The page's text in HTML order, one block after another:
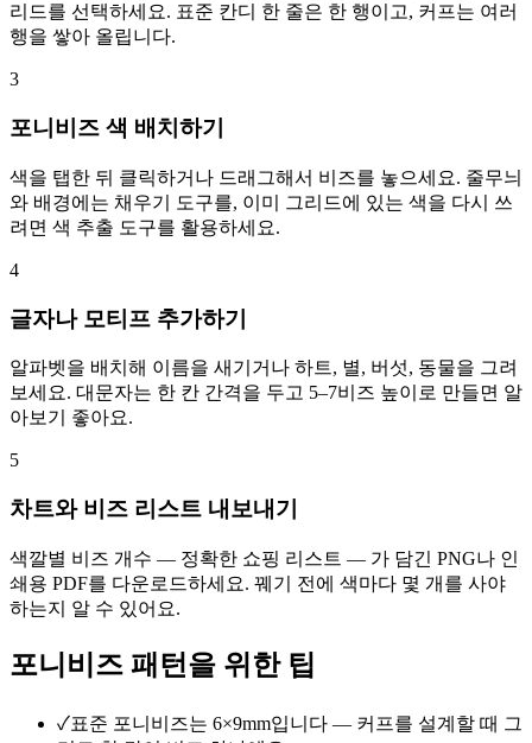
리드를 선택하세요. 표준 칸디 한 줄은 한 행이고, 커프는 여러
행을 쌓아 올립니다.
3
포니비즈 색 배치하기
색을 탭한 뒤 클릭하거나 드래그해서 비즈를 놓으세요. 줄무늬
와 배경에는 채우기 도구를, 이미 그리드에 있는 색을 다시 쓰
려면 색 추출 도구를 활용하세요.
4
글자나 모티프 추가하기
알파벳을 배치해 이름을 새기거나 하트, 별, 버섯, 동물을 그려
보세요. 대문자는 한 칸 간격을 두고 5–7비즈 높이로 만들면 알
아보기 좋아요.
5
차트와 비즈 리스트 내보내기
색깔별 비즈 개수 — 정확한 쇼핑 리스트 — 가 담긴 PNG나 인
쇄용 PDF를 다운로드하세요. 꿰기 전에 색마다 몇 개를 사야
하는지 알 수 있어요.
포니비즈 패턴을 위한 팁
✓표준 포니비즈는 6×9mm입니다 — 커프를 설계할 때 그